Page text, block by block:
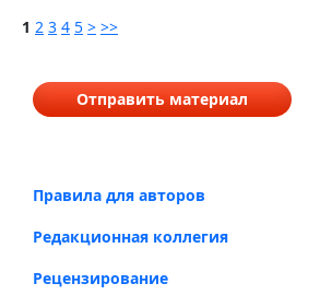
1 2 3 4 5 > >>
Отправить материал
Правила для авторов
Редакционная коллегия
Рецензирование